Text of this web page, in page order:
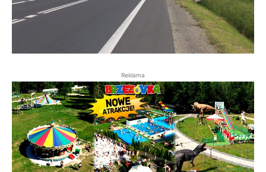
Reklama